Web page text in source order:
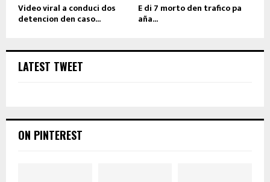
Video viral a conduci dos
detencion den caso...
E di 7 morto den trafico pa
aña...
LATEST TWEET
ON PINTEREST